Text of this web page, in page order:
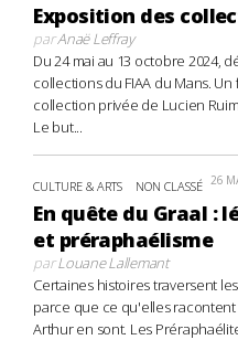
Exposition des
parAnaë Leffray
Du 24 mai au 13 octobre 2024,
collections du FIAA du Mans.
collection privée de Lucien
Le but...
CULTURE & ARTS NON CLASSÉ 26
En quête du Graal :
et préraphaélisme
parLouane Lallemant
Certaines histoires traversent
parce que ce qu'elles
Arthur en sont. Les